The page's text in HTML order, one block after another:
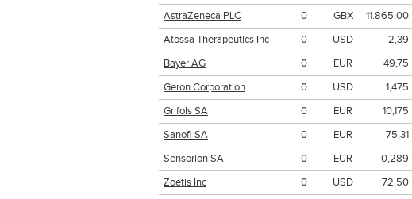
AstraZeneca PLC
0 GBX 11.865,00
Atossa Therapeutics Inc
0 USD 2,39
Bayer AG
0 EUR 49,75
Geron Corporation
0 USD 1,475
Grifols SA
0 EUR 10,175
Sanofi SA
0 EUR 75,31
Sensorion SA
0 EUR 0,289
Zoetis Inc
0 USD 72,50